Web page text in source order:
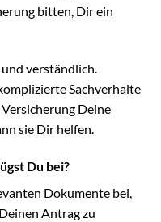
bitten, Dir ein
verständlich.
Sachverhalte
Deine
sie Dir helfen.
Du bei?
Dokumente bei,
Antrag zu